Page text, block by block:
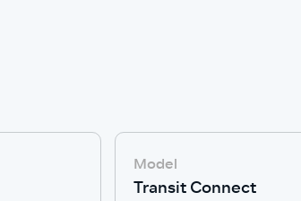
Model
Transit Connect